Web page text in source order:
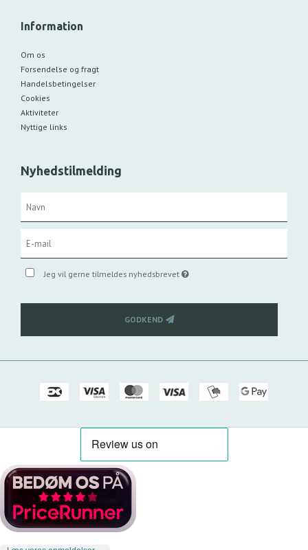
Information
Om os
Forsendelse og fragt
Handelsbetingelser
Cookies
Aktiviteter
Nyttige links
Nyhedstilmelding
Jeg vil gerne tilmeldes nyhedsbrevet
GODKEND